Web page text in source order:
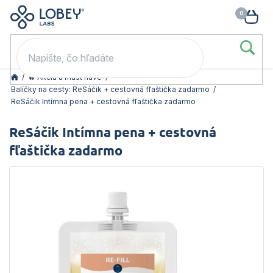
Prejsť
obsah
kódom LOB20 (nad 80 eur). 👉
/ 🔥 Akcia a must have /
Balíčky na cesty: ReSáčik + cestovná fľaštička zadarmo /
ReSáčik Intímna pena + cestovná fľaštička zadarmo
ReSáčik Intímna pena + cestovná
fľaštička zadarmo